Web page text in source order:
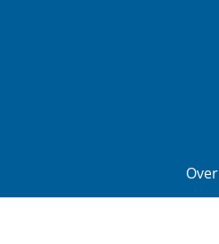
Over